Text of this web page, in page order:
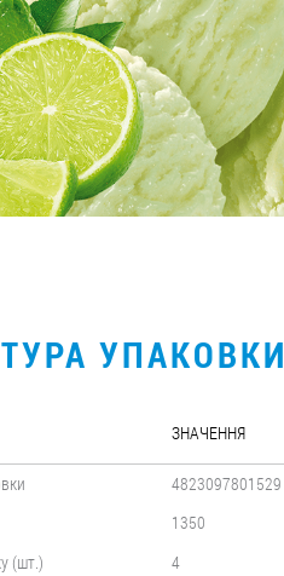
УПАКОВКИ
ЗНАЧЕННЯ
4823097801529
1350
(шт.)
4